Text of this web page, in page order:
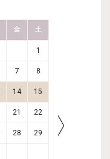
金 土
1
7 8
14 15
21 22
28 29